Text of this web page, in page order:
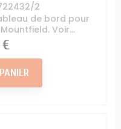
2
de bord pour
Voir...
€